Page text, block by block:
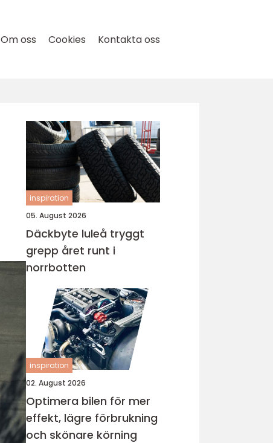
Om oss Cookies Kontakta oss
inspiration
05. August 2026
Däckbyte luleå tryggt
grepp året runt i
norrbotten
inspiration
02. August 2026
Optimera bilen för mer
effekt, lägre förbrukning
och skönare körning